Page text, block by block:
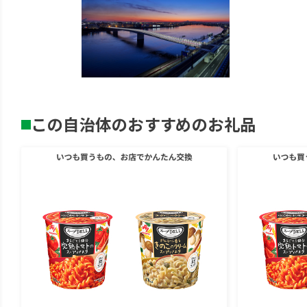
この自治体のおすすめのお礼品